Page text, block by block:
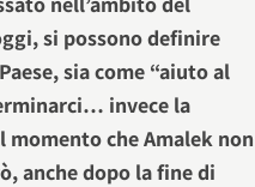
si possono definire
sia come “aiuto al
invece la
che Amalek non
anche dopo la fine di